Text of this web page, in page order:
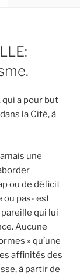
qui a pour but
la Cité, à
une
ou de déficit
ou pas- est
qui lui
Aucune
» qu’une
affinités des
à partir de